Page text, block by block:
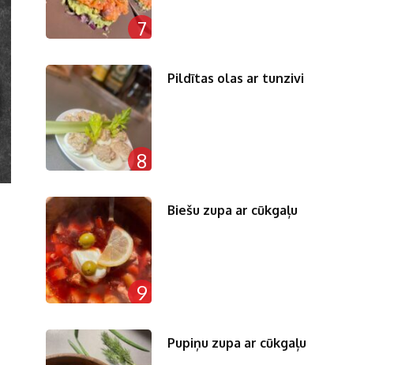
7
8
Pildītas olas ar tunzivi
9
Biešu zupa ar cūkgaļu
Pupiņu zupa ar cūkgaļu